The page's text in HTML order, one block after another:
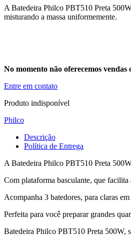
A Batedeira Philco PBT510 Preta
misturando a massa uniformemente.
No momento não oferecemos
Entre em contato
Produto indisponível
Philco
Descrição
Política de Entrega
A Batedeira Philco PBT510 Preta
Com plataforma basculante, que facilita
Acompanha 3 batedores, para claras em
Perfeita para você preparar grandes
Batedeira Philco PBT510 Preta 500W,